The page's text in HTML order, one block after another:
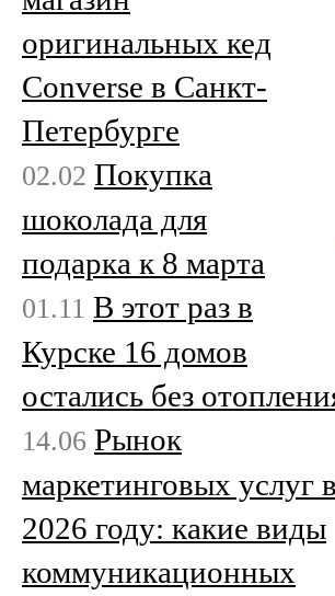
оригинальных кед
Converse в Санкт-
Петербурге
02.02 Покупка
шоколада для
подарка к 8 марта
01.11 В этот раз в
Курске 16 домов
остались без
14.06 Рынок
маркетинговых услуг в
2026 году: какие виды
коммуникационных